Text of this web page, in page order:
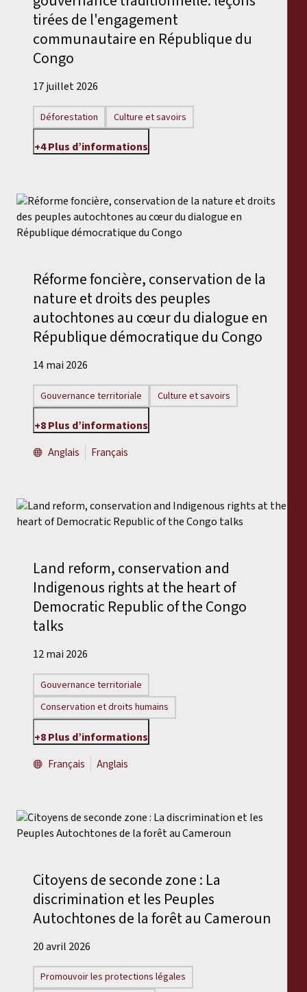
tirées de l'engagement
communautaire en République du
Congo
17 juillet 2026
Déforestation Culture et savoirs
+4 Plus d’informations
Réforme foncière, conservation de la
nature et droits des peuples
autochtones au cœur du dialogue en
République démocratique du Congo
14 mai 2026
Gouvernance territoriale Culture et savoirs
+8 Plus d’informations
Anglais
Français
Land reform, conservation and
Indigenous rights at the heart of
Democratic Republic of the Congo
talks
12 mai 2026
Gouvernance territoriale
Conservation et droits humains
+8 Plus d’informations
Français
Anglais
Citoyens de seconde zone : La
discrimination et les Peuples
Autochtones de la forêt au Cameroun
20 avril 2026
Promouvoir les protections légales